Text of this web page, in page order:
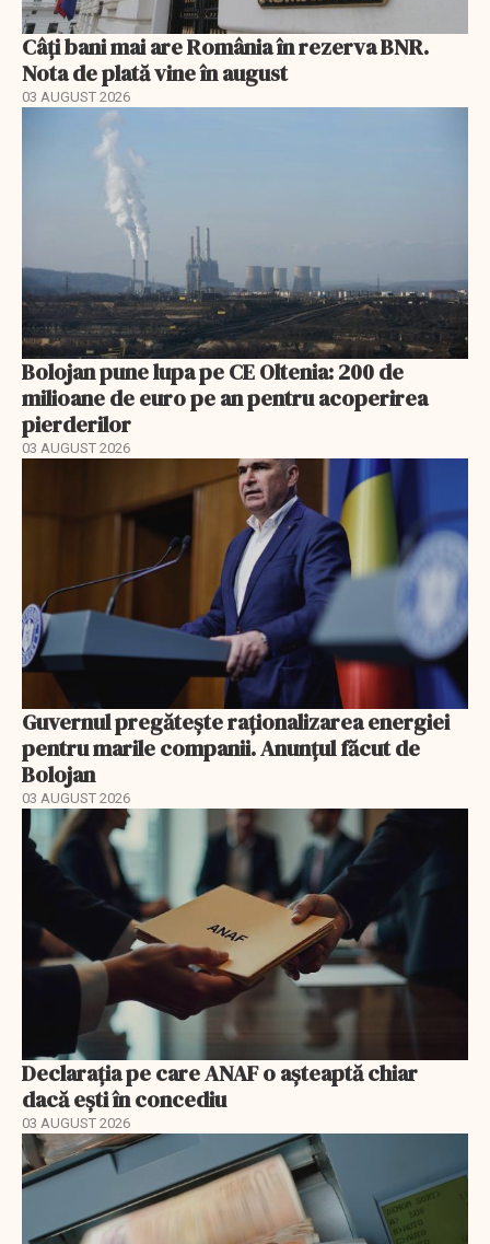
Câți bani mai are România în rezerva BNR.
Nota de plată vine în august
03 AUGUST 2026
Bolojan pune lupa pe CE Oltenia: 200 de
milioane de euro pe an pentru acoperirea
pierderilor
03 AUGUST 2026
Guvernul pregătește raționalizarea energiei
pentru marile companii. Anunțul făcut de
Bolojan
03 AUGUST 2026
Declarația pe care ANAF o așteaptă chiar
dacă ești în concediu
03 AUGUST 2026